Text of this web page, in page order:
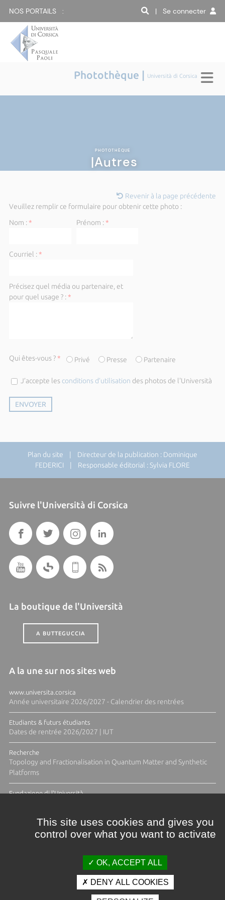
NOS PORTAILS : | Se connecter
Photothèque | Università di Corsica
PHOTOTHÈQUE
|Autres
Revenir à la page précédente
Veuillez remplir ce formulaire pour obtenir cette photo :
Nom :* Prénom :*
Courriel :*
Précisez quel média ou partenaire, et
pour quel usage ? :*
Qui êtes-vous ?* Privé Presse Partenaire
J’accepte les conditions d’utilisation des photos de l'Università
Plan du site | Directeur de la publication : Dominique
FEDERICI | Responsable éditorial : Sylvia FLORE
Suivre l'Università di Corsica
La boutique de l'Università
A BUTTEGUCCIA
A la une sur nos sites web
www.universita.corsica
Année universitaire 2026/2027 - Calendrier des rentrées
Etudiants & futurs étudiants
Dates de rentrée 2026/2027 | IUT
Recherche
Topology and Fractionalisation in Quantum Matter and Synthetic
Platforms
Fundazione di l'Università
Crédits et mentions légales
This site uses cookies and gives you
control over what you want to activate
OK, ACCEPT ALL
DENY ALL COOKIES